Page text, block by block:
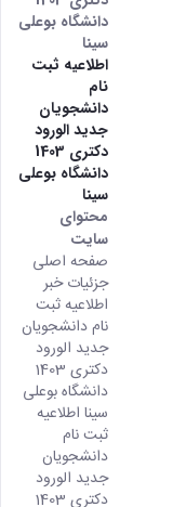
دانشگاه بوعلی
سینا
اطلاعیه ثبت
نام
دانشجویان
جدید الورود
دکتری 1403
دانشگاه بوعلی
سینا
محتوای
سایت
صفحه اصلی
جزئیات خبر
اطلاعیه ثبت
نام دانشجویان
جدید الورود
دکتری 1403
دانشگاه بوعلی
سینا اطلاعیه
ثبت نام
دانشجویان
جدید الورود
دکتری 1403